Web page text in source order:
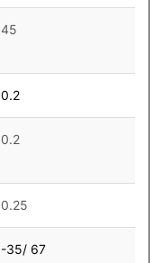
45
0.2
0.2
0.25
-35/ 67